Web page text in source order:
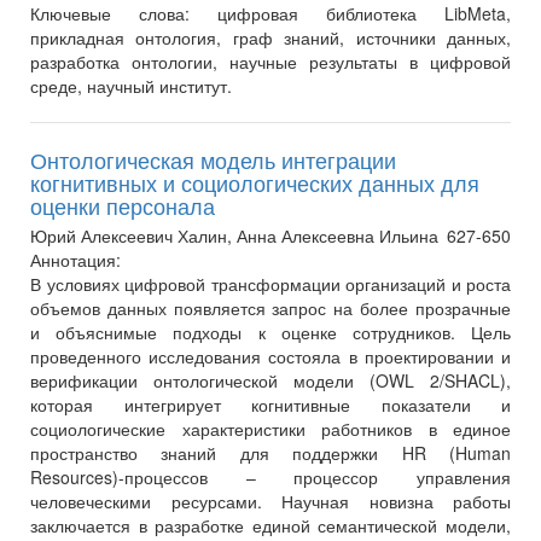
Ключевые слова: цифровая библиотека LibMeta,
прикладная онтология, граф знаний, источники данных,
разработка онтологии, научные результаты в цифровой
среде, научный институт.
Онтологическая модель интеграции
когнитивных и социологических данных для
оценки персонала
Юрий Алексеевич Халин, Анна Алексеевна Ильина 627-650
Аннотация:
В условиях цифровой трансформации организаций и роста
объемов данных появляется запрос на более прозрачные
и объяснимые подходы к оценке сотрудников. Цель
проведенного исследования состояла в проектировании и
верификации онтологической модели (OWL 2/SHACL),
которая интегрирует когнитивные показатели и
социологические характеристики работников в единое
пространство знаний для поддержки HR (Human
Resources)-процессов – процессор управления
человеческими ресурсами. Научная новизна работы
заключается в разработке единой семантической модели,